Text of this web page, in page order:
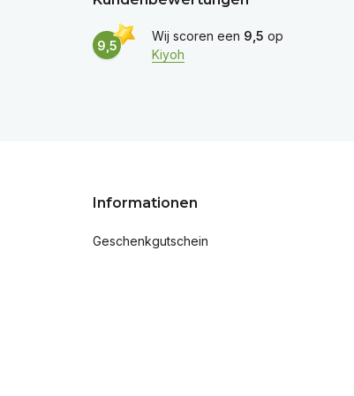
9,5
Wij scoren een 9,5 op
Kiyoh
Informationen
Geschenkgutschein